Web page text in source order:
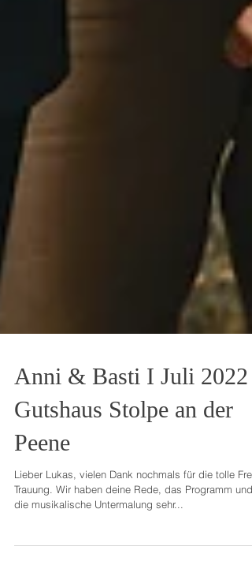
Anni & Basti I Juli 2022 I
Gutshaus Stolpe an der
Peene
Lieber Lukas, vielen Dank nochmals für die tolle